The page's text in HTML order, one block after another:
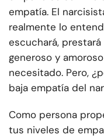
empatía. El
realmente lo
escuchará,
generoso y
necesitado. Pero,
baja empatía del
Como persona
tus niveles de